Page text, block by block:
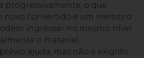
progressivamente, o que
novo convertido e um membro
ingressar no mesmo nível
o material.
ajuda, mas não é exigido.